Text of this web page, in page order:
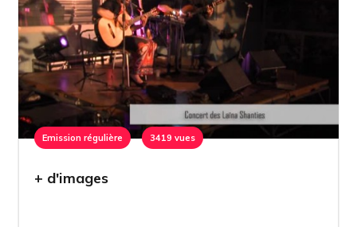
Emission régulière 3419 vues
+ d'images